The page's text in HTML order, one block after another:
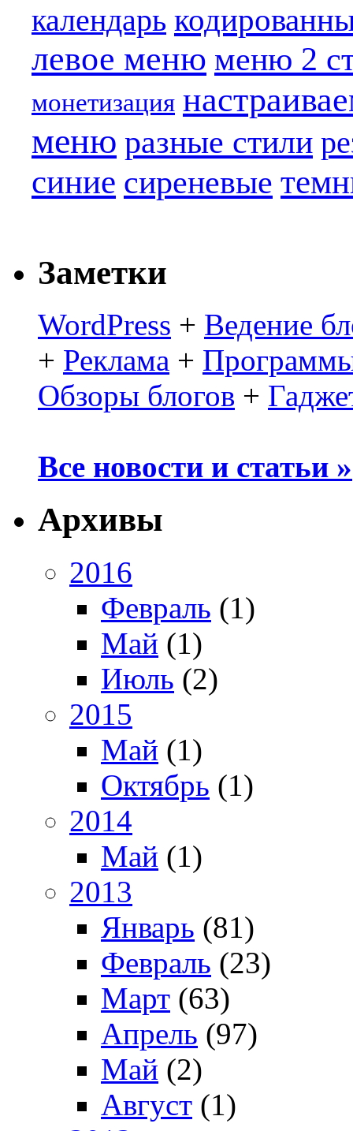
календарь
левое меню меню 2
монетизация
меню разные стили
синие сиреневые
Заметки
WordPress + Ведение
+ Реклама +
Обзоры блогов +
Все новости и статьи »
Архивы
2016
Февраль (1)
Май (1)
Июль (2)
2015
Май (1)
Октябрь (1)
2014
Май (1)
2013
Январь (81)
Февраль (23)
Март (63)
Апрель (97)
Май (2)
Август (1)